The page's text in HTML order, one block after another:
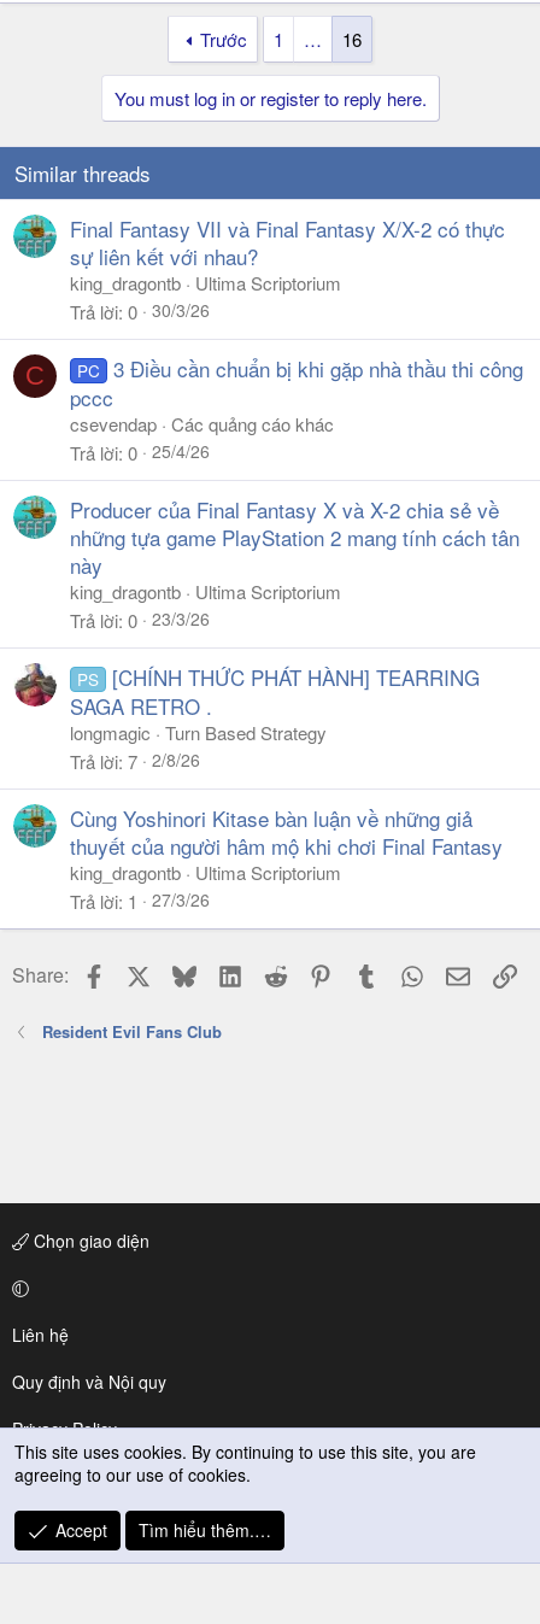
Trước 1 … 16
You must log in or register to reply here.
Similar threads
Final Fantasy VII và Final Fantasy X/X-2 có thực
sự liên kết với nhau?
king_dragontb
Ultima Scriptorium
Trả lời 0 30/3/26
C PC 3 Điều cần chuẩn bị khi gặp nhà thầu thi công
pccc
csevendap Các quảng cáo khác
Trả lời 0 25/4/26
Producer của Final Fantasy X và X-2 chia sẻ về
những tựa game PlayStation 2 mang tính cách tân
này
king_dragontb
Ultima Scriptorium
Trả lời 0 23/3/26
PS
[CHÍNH THỨC PHÁT HÀNH] TEARRING
SAGA RETRO .
longmagic
Turn Based Strategy
Trả lời 7 2/8/26
Cùng Yoshinori Kitase bàn luận về những giả
thuyết của người hâm mộ khi chơi Final Fantasy
king_dragontb
Ultima Scriptorium
Trả lời 1 27/3/26
Share: Facebook BlueskyLinkedIn
Reddit PinterestTumblr WhatsApp
Email
Resident Evil Fans Club
Chọn giao diện
Liên hệ
Quy định và Nội quy
Privacy Policy
Trợ giúp
R
S
This site uses cookies. By continuing to use this site, you are
agreeing to our use of cookies.
Accept Tìm hiểu thêm.…